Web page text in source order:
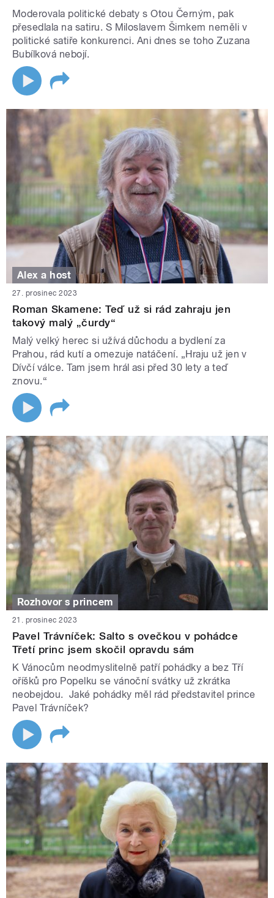
Moderovala politické debaty s Otou Černým, pak
přesedlala na satiru. S Miloslavem Šimkem neměli v
politické satiře konkurenci. Ani dnes se toho Zuzana
Bubílková nebojí.
Alex a host
27. prosinec 2023
Roman Skamene: Teď už si rád zahraju jen
takový malý „čurdy“
Malý velký herec si užívá důchodu a bydlení za
Prahou, rád kutí a omezuje natáčení. „Hraju už jen v
Dívčí válce. Tam jsem hrál asi před 30 lety a teď
znovu.“
Rozhovor s princem
21. prosinec 2023
Pavel Trávníček: Salto s ovečkou v pohádce
Třetí princ jsem skočil opravdu sám
K Vánocům neodmyslitelně patří pohádky a bez Tří
oříšků pro Popelku se vánoční svátky už zkrátka
neobejdou. Jaké pohádky měl rád představitel prince
Pavel Trávníček?